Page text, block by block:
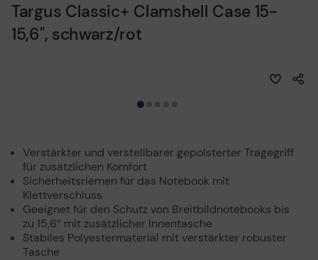
Targus Classic+ Clamshell Case 15-
15,6", schwarz/rot
Verstärkter und verstellbarer gepolsterter Tragegriff
für zusätzlichen Komfort
Sicherheitsriemen für das Notebook mit
Klettverschluss
Geeignet für den Schutz von Breitbildnotebooks bis
zu 15,6“ mit zusätzlicher Innentasche
Stabiles Polyestermaterial mit verstärkter robuster
Tasche